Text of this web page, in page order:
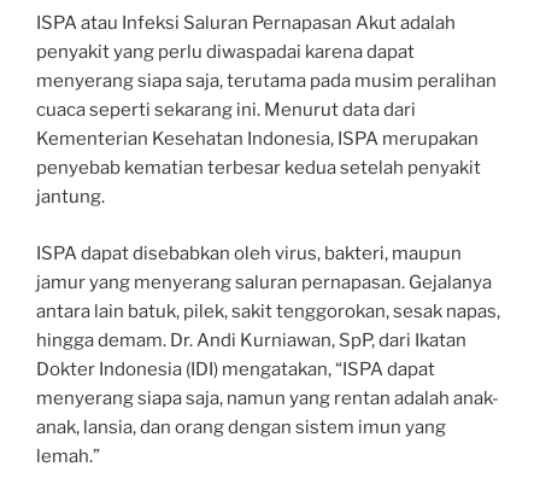
ISPA atau Infeksi Saluran Pernapasan Akut adalah
penyakit yang perlu diwaspadai karena dapat
menyerang siapa saja, terutama pada musim peralihan
cuaca seperti sekarang ini. Menurut data dari
Kementerian Kesehatan Indonesia, ISPA merupakan
penyebab kematian terbesar kedua setelah penyakit
jantung.
ISPA dapat disebabkan oleh virus, bakteri, maupun
jamur yang menyerang saluran pernapasan. Gejalanya
antara lain batuk, pilek, sakit tenggorokan, sesak napas,
hingga demam. Dr. Andi Kurniawan, SpP, dari Ikatan
Dokter Indonesia (IDI) mengatakan, “ISPA dapat
menyerang siapa saja, namun yang rentan adalah anak-
anak, lansia, dan orang dengan sistem imun yang
lemah.”